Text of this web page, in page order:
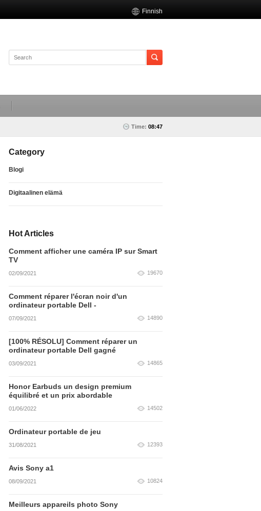
Finnish
Time: 08:47
Category
Blogi
Digitaalinen elämä
Hot Articles
Comment afficher une caméra IP sur Smart
TV
02/09/2021 19670
Comment réparer l'écran noir d'un
ordinateur portable Dell -
07/09/2021 14890
[100% RÉSOLU] Comment réparer un
ordinateur portable Dell gagné
03/09/2021 14865
Honor Earbuds un design premium
équilibré et un prix abordable
01/06/2022 14502
Ordinateur portable de jeu
31/08/2021 12393
Avis Sony a1
08/09/2021 10824
Meilleurs appareils photo Sony